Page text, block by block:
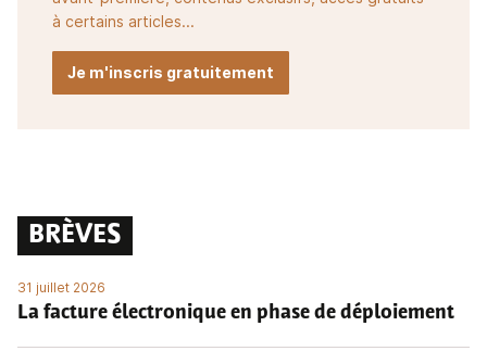
à certains articles...
Je m'inscris gratuitement
BRÈVES
31 juillet 2026
La facture électronique en phase de déploiement